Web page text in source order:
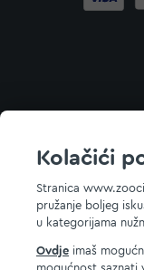
Kolačići
Stranica
pružanje boljeg
u kategorijama
Ovdje imaš
©